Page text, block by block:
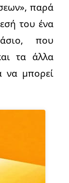
παρά
του ένα
που
τα άλλα
να μπορεί